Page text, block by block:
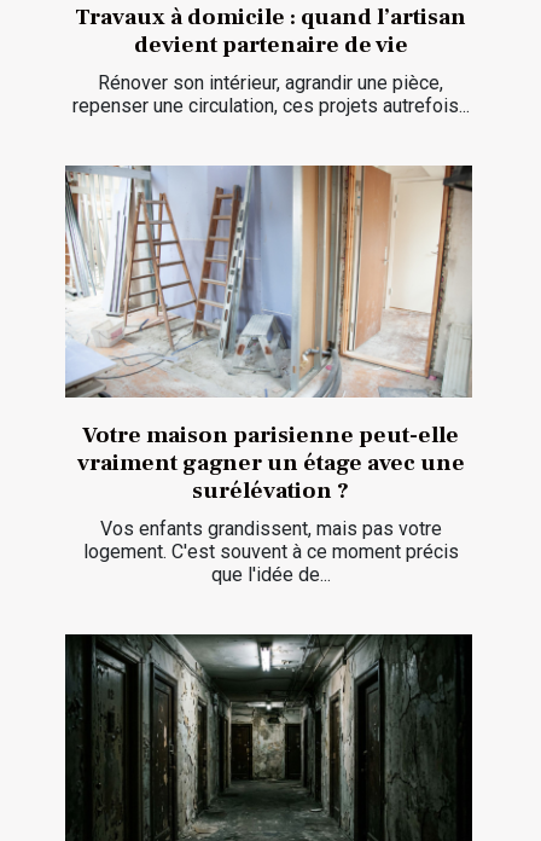
Travaux à domicile : quand l’artisan
devient partenaire de vie
Rénover son intérieur, agrandir une pièce,
repenser une circulation, ces projets autrefois...
Votre maison parisienne peut-elle
vraiment gagner un étage avec une
surélévation ?
Vos enfants grandissent, mais pas votre
logement. C'est souvent à ce moment précis
que l'idée de...